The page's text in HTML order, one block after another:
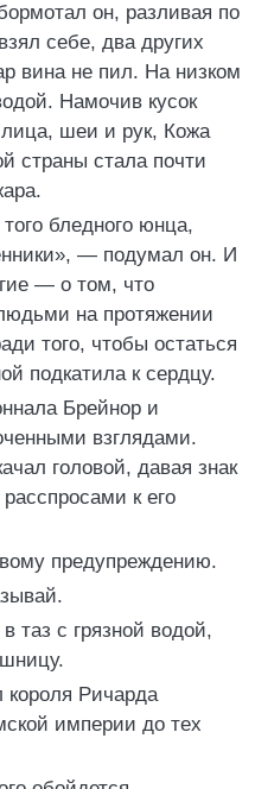
он, разливая по
себе, два других
вина не пил. На низком
Намочив кусок
шеи и рук, Кожа
страны стала почти
бледного юнца,
— подумал он. И
— о том, что
на протяжении
того, чтобы остаться
подкатила к сердцу.
Брейнор и
взглядами.
головой, давая знак
к его
предупреждению.
таз с грязной водой,
Ричарда
империи до тех